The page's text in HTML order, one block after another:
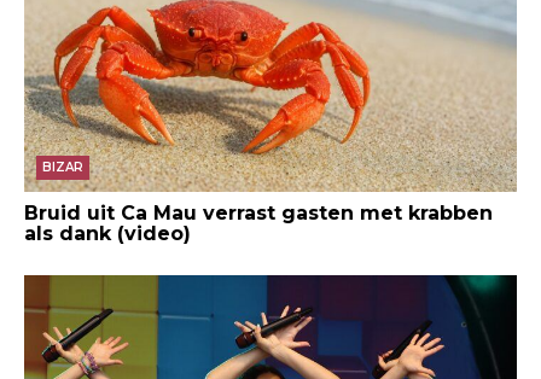
BIZAR
Bruid uit Ca Mau verrast gasten met krabben
als dank (video)